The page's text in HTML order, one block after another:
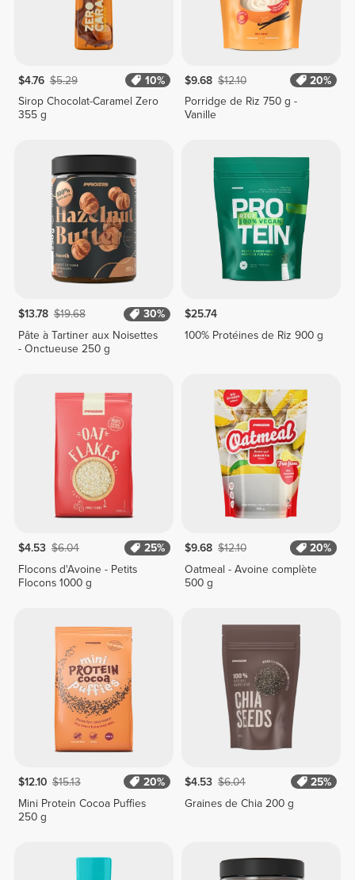
$4.76 $5.29
10%
Sirop Chocolat-Caramel Zero
355 g
$9.68 $12.10
20%
Porridge de Riz 750 g -
Vanille
$13.78 $19.68
30%
Pâte à Tartiner aux Noisettes
- Onctueuse 250 g
$25.74
100% Protéines de Riz 900 g
$4.53 $6.04
25%
Flocons d'Avoine - Petits
Flocons 1000 g
$9.68 $12.10
20%
Oatmeal - Avoine complète
500 g
$12.10 $15.13
20%
Mini Protein Cocoa Puffies
250 g
$4.53 $6.04
25%
Graines de Chia 200 g